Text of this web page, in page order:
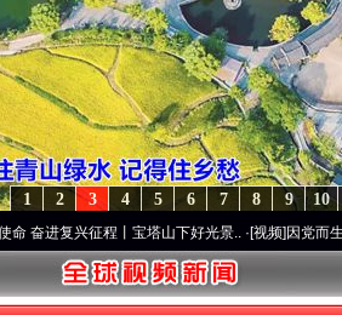
10
9
8
7
6
5
4
3
2
1
征程丨宝塔山下好光景..·[视频]因党而生 为党而